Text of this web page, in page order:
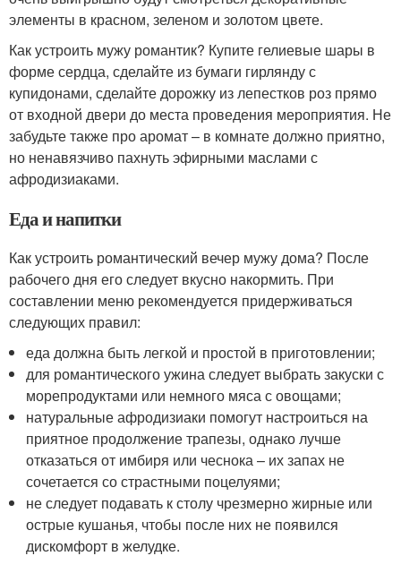
элементы в красном, зеленом и золотом цвете.
Как устроить мужу романтик? Купите гелиевые шары в
форме сердца, сделайте из бумаги гирлянду с
купидонами, сделайте дорожку из лепестков роз прямо
от входной двери до места проведения мероприятия. Не
забудьте также про аромат – в комнате должно приятно,
но ненавязчиво пахнуть эфирными маслами с
афродизиаками.
Еда и напитки
Как устроить романтический вечер мужу дома? После
рабочего дня его следует вкусно накормить. При
составлении меню рекомендуется придерживаться
следующих правил:
еда должна быть легкой и простой в приготовлении;
для романтического ужина следует выбрать закуски с
морепродуктами или немного мяса с овощами;
натуральные афродизиаки помогут настроиться на
приятное продолжение трапезы, однако лучше
отказаться от имбиря или чеснока – их запах не
сочетается со страстными поцелуями;
не следует подавать к столу чрезмерно жирные или
острые кушанья, чтобы после них не появился
дискомфорт в желудке.